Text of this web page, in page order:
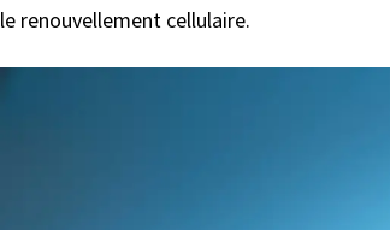
le renouvellement cellulaire.